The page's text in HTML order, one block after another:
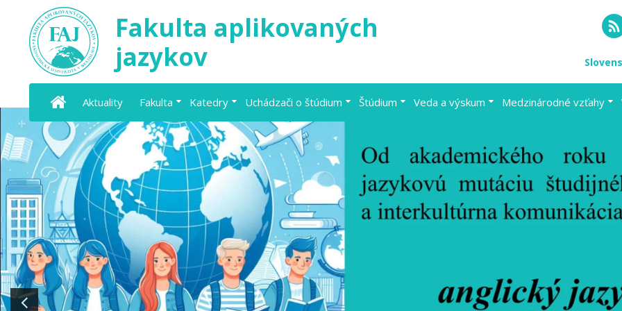
Fakulta aplikovaných
jazykov
Aktuality Fakulta Katedry Uchádzači o štúdium Štúdium Veda a výskum Medzinárodné vzťahy